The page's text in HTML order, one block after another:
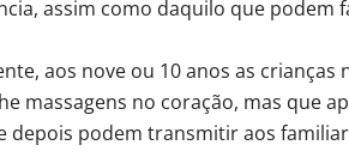
assim como daquilo que podem
aos nove ou 10 anos as crianças
massagens no coração, mas que
depois podem transmitir aos